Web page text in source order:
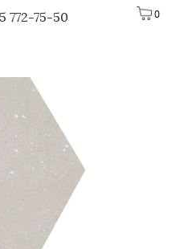
0
772-75-50